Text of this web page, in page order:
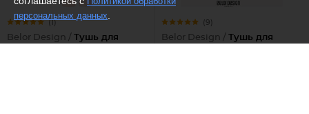
(1)
Belor Design / Тушь для
(9)
Belor Design / Тушь для
персональных данных